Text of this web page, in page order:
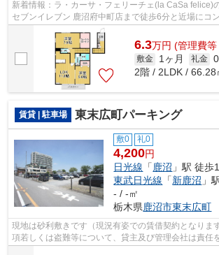
新着情報：ラ・カーサ・フェリーチェ(la CaSa felice)
セブンイレブン 鹿沼府中町店まで徒歩6分と近場にコ
ント♪こちらの物件はアパートです♪...
6.3万円 (管理費等
敷金 1ヶ月 礼金
2階 / 2LDK / 66.28
賃貸 | 駐車場 東末広町パーキング
敷0 礼0
4,200円
日光線 「 鹿沼 」駅 徒歩
東武日光線 「新鹿沼 」
- / -㎡
栃木県鹿沼市東末広町
現地は砂利敷きです（現況有姿での賃借契約となりま
項若しくは盗難等について、貸主及び管理会社は責任
予めご了承下さい。